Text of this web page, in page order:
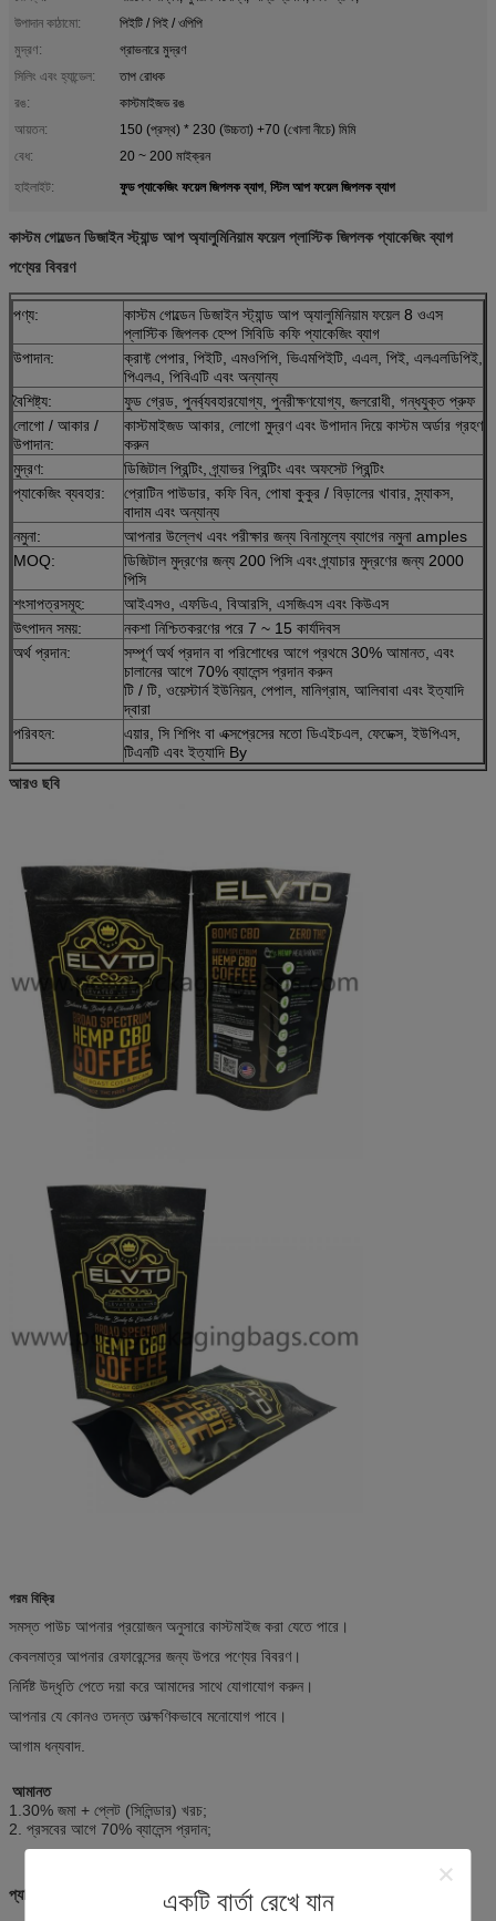
একটি বার্তা রেখে যান
উপাদান কাঠামো:
পিইটি / পিই / ওপিপি
মুদ্রণ:
গ্রাভনারে মুদ্রণ
সিলিং এবং হ্যান্ডেল:
তাপ রোধক
রঙ:
কাস্টমাইজড রঙ
আয়তন:
150 (প্রস্থ) * 230 (উচ্চতা) +70 (খোলা নীচে) মিমি
বেধ:
20 ~ 200 মাইক্রন
হাইলাইট:
ফুড প্যাকেজিং ফয়েল জিপলক ব্যাগ, স্টিল আপ ফয়েল জিপলক ব্যাগ
কাস্টম গোল্ডেন ডিজাইন স্ট্যান্ড আপ অ্যালুমিনিয়াম ফয়েল প্লাস্টিক জিপলক প্যাকেজিং ব্যাগ
পণ্যের বিবরণ
পণ্য:
কাস্টম গোল্ডেন ডিজাইন স্ট্যান্ড আপ অ্যালুমিনিয়াম ফয়েল 8 ওএস
প্লাস্টিক জিপলক হেম্প সিবিডি কফি প্যাকেজিং ব্যাগ
উপাদান:
ক্রাফ্ট পেপার, পিইটি, এমওপিপি, ভিএমপিইটি, এএল, পিই, এলএলডিপিই,
পিএলএ, পিবিএটি এবং অন্যান্য
বৈশিষ্ট্য:
ফুড গ্রেড, পুনর্ব্যবহারযোগ্য, পুনরীক্ষণযোগ্য, জলরোধী, গন্ধযুক্ত প্রুফ
লোগো / আকার /
উপাদান:
কাস্টমাইজড আকার, লোগো মুদ্রণ এবং উপাদান দিয়ে কাস্টম অর্ডার গ্রহণ
করুন
মুদ্রণ:
ডিজিটাল প্রিন্টিং, গ্র্যাভর প্রিন্টিং এবং অফসেট প্রিন্টিং
প্যাকেজিং ব্যবহার:
প্রোটিন পাউডার, কফি বিন, পোষা কুকুর / বিড়ালের খাবার, স্ন্যাকস,
বাদাম এবং অন্যান্য
নমুনা:
আপনার উল্লেখ এবং পরীক্ষার জন্য বিনামূল্যে ব্যাগের নমুনা amples
MOQ:
ডিজিটাল মুদ্রণের জন্য 200 পিসি এবং গ্র্যাচার মুদ্রণের জন্য 2000
পিসি
শংসাপত্রসমূহ:
আইএসও, এফডিএ, বিআরসি, এসজিএস এবং কিউএস
উৎপাদন সময়:
নকশা নিশ্চিতকরণের পরে 7 ~ 15 কার্যদিবস
অর্থ প্রদান:
সম্পূর্ণ অর্থ প্রদান বা পরিশোধের আগে প্রথমে 30% আমানত, এবং
চালানের আগে 70% ব্যালেন্স প্রদান করুন
টি / টি, ওয়েস্টার্ন ইউনিয়ন, পেপাল, মানিগ্রাম, আলিবাবা এবং ইত্যাদি
দ্বারা
পরিবহন:
এয়ার, সি শিপিং বা এক্সপ্রেসের মতো ডিএইচএল, ফেডেক্স, ইউপিএস,
টিএনটি এবং ইত্যাদি By
আরও ছবি
গরম বিক্রি
সমস্ত পাউচ আপনার প্রয়োজন অনুসারে কাস্টমাইজ করা যেতে পারে।
কেবলমাত্র আপনার রেফারেন্সের জন্য উপরে পণ্যের বিবরণ।
নির্দিষ্ট উদ্ধৃতি পেতে দয়া করে আমাদের সাথে যোগাযোগ করুন।
আপনার যে কোনও তদন্ত তাত্ক্ষণিকভাবে মনোযোগ পাবে।
আগাম ধন্যবাদ.
আমানত
1.30% জমা + প্লেট (সিলিন্ডার) খরচ;
2. প্রসবের আগে 70% ব্যালেন্স প্রদান;
প্যাকিং এবং বিতরণ